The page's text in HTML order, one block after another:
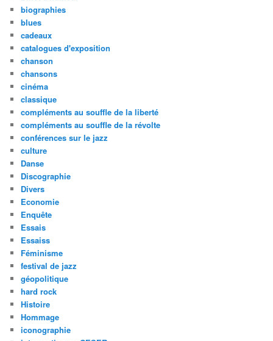
biographies
blues
cadeaux
catalogues d'exposition
chanson
chansons
cinéma
classique
compléments au souffle de la liberté
compléments au souffle de la révolte
conférences sur le jazz
culture
Danse
Discographie
Divers
Economie
Enquête
Essais
Essaiss
Féminisme
festival de jazz
géopolitique
hard rock
Histoire
Hommage
iconographie